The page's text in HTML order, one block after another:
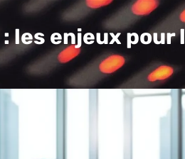
enjeux pour